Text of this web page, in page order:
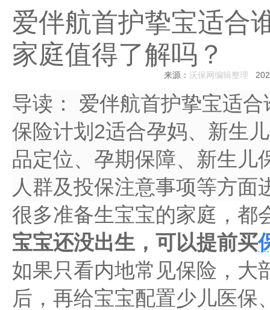
爱伴航首护挚宝适合
家庭值得了解吗？
来源： 沃保网编辑整理
导读：
爱伴航首护挚宝适
保险计划2适合孕妈、新生
品定位、孕期保障、新生儿
人群及投保注意事项等方面
很多准备生宝宝的家庭，都
宝宝还没出生，可以提前买
如果只看内地常见保险，大
后，再给宝宝配置少儿医保